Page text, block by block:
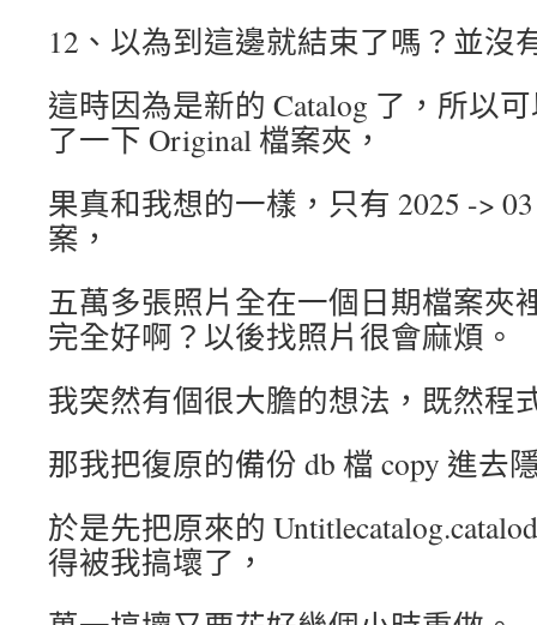
12、以為到這邊就結束了嗎？並沒
這時因為是新的 Catalog 了，所以
了一下 Original 檔案夾，
果真和我想的一樣，只有 2025 ->
案，
五萬多張照片全在一個日期檔案夾
完全好啊？以後找照片很會麻煩。
我突然有個很大膽的想法，既然程
那我把復原的備份 db 檔 copy 進去
於是先把原來的
得被我搞壞了，